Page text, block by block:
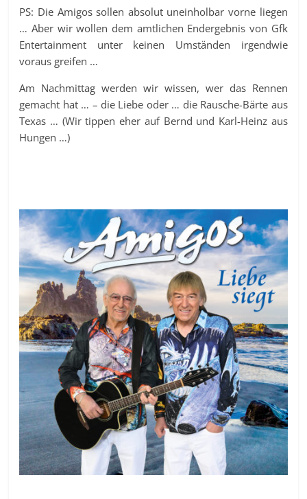
PS: Die Amigos sollen absolut uneinholbar vorne liegen
… Aber wir wollen dem amtlichen Endergebnis von Gfk
Entertainment unter keinen Umständen irgendwie
voraus greifen …
Am Nachmittag werden wir wissen, wer das Rennen
gemacht hat … – die Liebe oder … die Rausche-Bärte aus
Texas … (Wir tippen eher auf Bernd und Karl-Heinz aus
Hungen …)